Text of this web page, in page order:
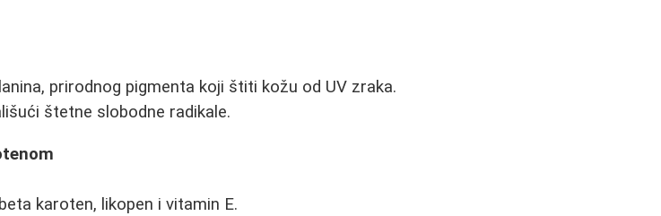
prirodnog pigmenta koji štiti kožu od UV zraka.
štetne slobodne radikale.
karoten, likopen i vitamin E.